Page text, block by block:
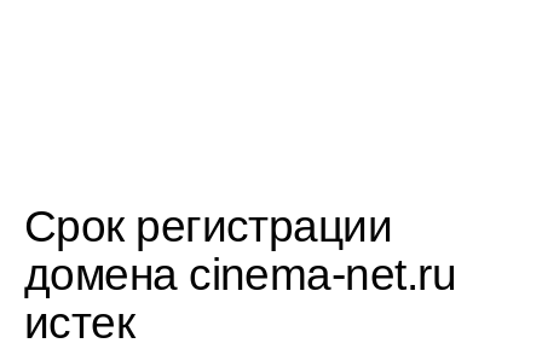
Срок регистрации
домена cinema-net.ru
истек